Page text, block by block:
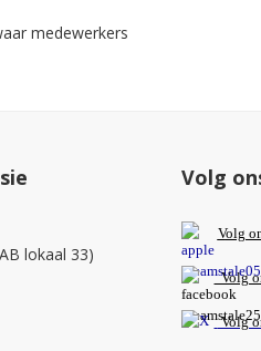
medewerkers
lokaal 33)
Volg
Volg
Volg
Volg